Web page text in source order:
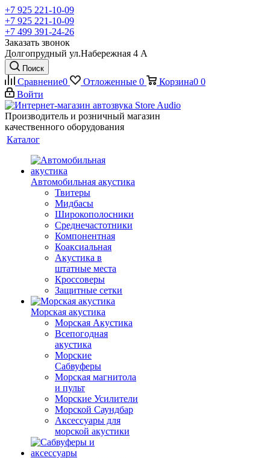
+7 925 221-10-09
+7 925 221-10-09
+7 499 391-24-26
Заказать звонок
Долгопрудный ул.Набережная 4 А
Поиск
Сравнение0 Отложенные 0 Корзина0 0
Войти
Производитель и розничный магазин
качественного оборудования
Каталог
Автомобильная акустика
Твитеры
Мидбасы
Широкополосники
Среднечастотники
Компонентная
Коаксиальная
Акустика в
штатные места
Кроссоверы
Защитные сетки
Морская акустика
Морская Акустика
Всепогодная
акустика
Морские
Сабвуферы
Морская магнитола
и пульт
Морские Усилители
Морской Cаундбар
Аксессуары для
морской акустики